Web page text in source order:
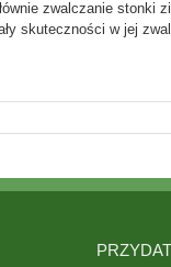
zwalczanie stonki
skuteczności w jej